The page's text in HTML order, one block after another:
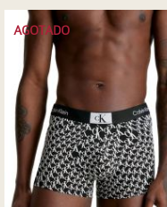
AGOTADO